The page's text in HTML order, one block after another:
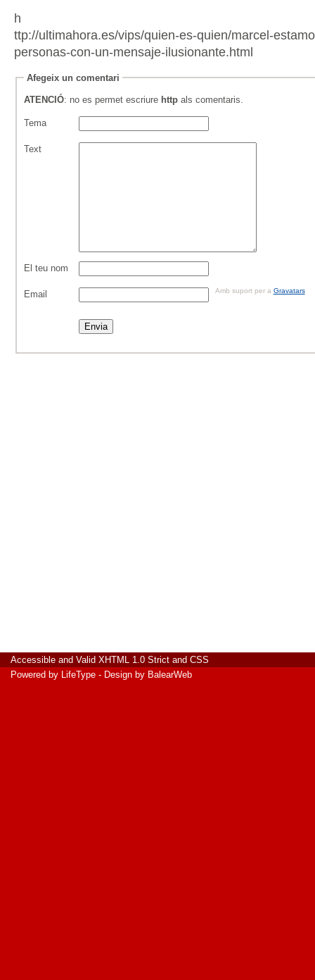
h
ttp://ultimahora.es/vips/quien-es-quien/marcel-
personas-con-un-mensaje-ilusionante.html
Afegeix un comentari
ATENCIÓ: no es permet escriure httpals comentaris.
Tema
Text
El teu nom
Email Amb suport per a Gravatars
Accessible and Valid XHTML 1.0 Strict and CSS
Powered by LifeType - Design by BalearWeb